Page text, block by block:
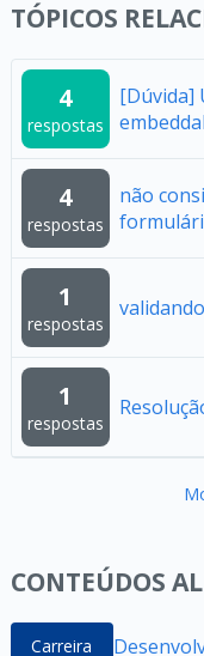
TÓPICOS
4
respostas
[Dúvida]
4
respostas
não
1
respostas
1
respostas
CONTEÚDOS
Carreira